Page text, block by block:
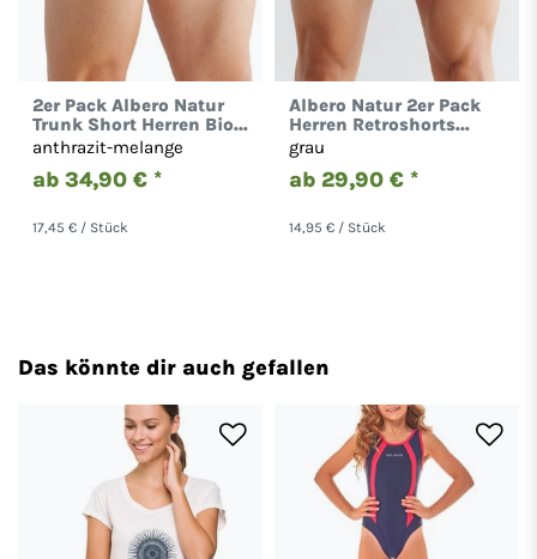
2er Pack Albero Natur
Trunk Short Herren Bio-
Baumwolle Boxershort
anthrazit-melange
ab 34,90 € *
17,45 € / Stück
Albero Natur 2er Pack
Herren Retroshorts
Biobaumwolle
Unterhose 2141
grau
ab 29,90 € *
14,95 € / Stück
Das könnte dir auch gefallen